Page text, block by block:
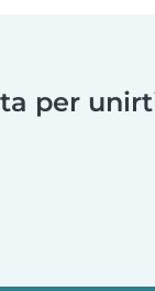
per